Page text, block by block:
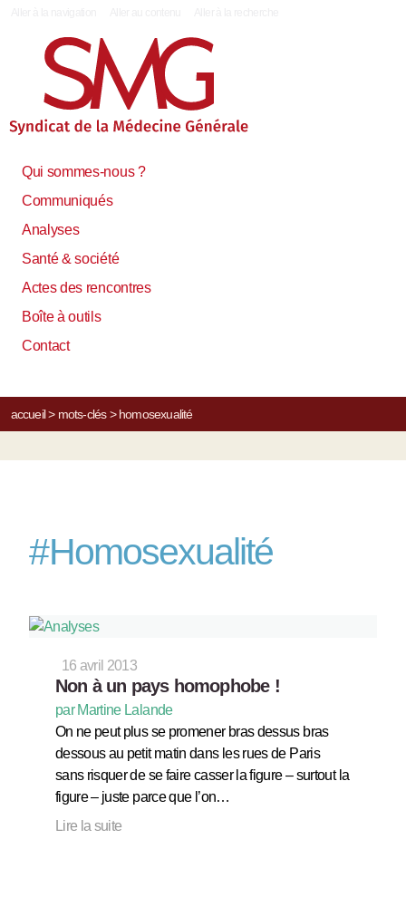
Qui sommes-nous ?
Communiqués
Analyses
Santé & société
Actes des rencontres
Boîte à outils
Contact
accueil> mots-clés> homosexualité
#Homosexualité
16 avril 2013
Non à un pays homophobe !
par Martine Lalande
On ne peut plus se promener bras dessus bras
dessous au petit matin dans les rues de Paris
sans risquer de se faire casser la figure – surtout la
figure – juste parce que l’on…
Lire la suite